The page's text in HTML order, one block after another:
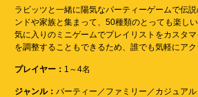
ラビッツと一緒に陽気なパーティーゲームで伝
ンドや家族と集まって、50種類のとっても楽し
気に入りのミニゲームでプレイリストをカスタ
を調整することもできるため、誰でも気軽にアク
プレイヤー： 1～4名
ジャンル： パーティー／ファミリー／カジュアル